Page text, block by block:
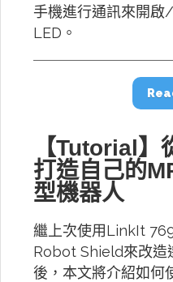
手機進行通訊來開啟
LED。
【Tutorial】
打造自己的
型機器人
繼上次使用LinkIt
Robot Shield來改造
後，本文將介紹如何